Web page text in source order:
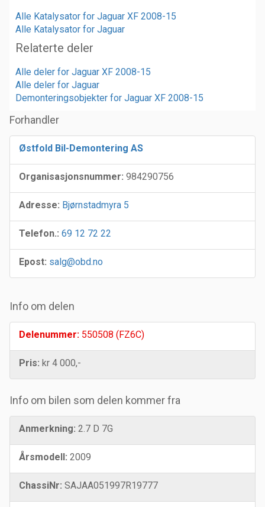
Alle Katalysator for Jaguar XF 2008-15
Alle Katalysator for Jaguar
Relaterte deler
Alle deler for Jaguar XF 2008-15
Alle deler for Jaguar
Demonteringsobjekter for Jaguar XF 2008-15
Forhandler
Østfold Bil-Demontering AS
Organisasjonsnummer: 984290756
Adresse: Bjørnstadmyra 5
Telefon.: 69 12 72 22
Epost: salg@obd.no
Info om delen
Delenummer: 550508 (FZ6C)
Pris: kr 4 000,-
Info om bilen som delen kommer fra
Anmerkning: 2.7 D 7G
Årsmodell: 2009
ChassiNr: SAJAA051997R19777